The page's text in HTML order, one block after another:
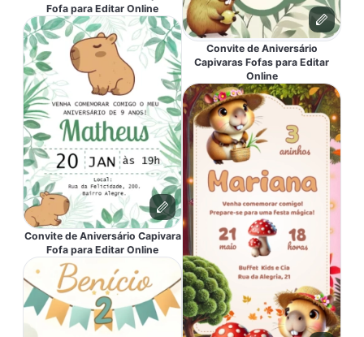
Fofa para Editar Online
Convite de Aniversário Capivara
Fofa para Editar Online
Convite de Aniversário
Capivaras Fofas para Editar
Online